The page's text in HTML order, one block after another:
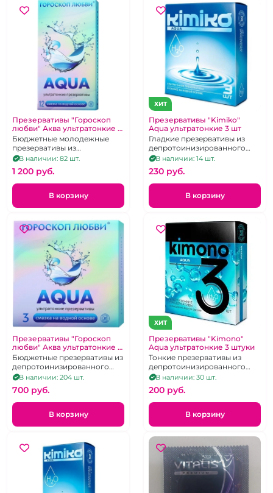
Презервативы "Гороскоп
любви" Аква ультратонкие 12
шт
Бюджетные молодежные
презервативы из
депротоинизированного
В наличии: 82 шт.
1 200 pуб.
В корзину
ХИТ
Презервативы "Kimiko"
Aqua ультратонкие 3 шт
Гладкие презервативы из
депротоинизированного
латекса,
В наличии: 14 шт.
230 pуб.
В корзину
Презервативы "Гороскоп
любви" Аква ультратонкие 3
шт
Бюджетные презервативы из
депротоинизированного
латекса со смазкой на
водной основе
В наличии: 204 шт.
700 pуб.
В корзину
ХИТ
Презервативы "Kimono"
Aqua ультратонкие 3 штуки
Тонкие презервативы из
депротоинизированного
латекса со смазкой на
водной основе
В наличии: 30 шт.
200 pуб.
В корзину